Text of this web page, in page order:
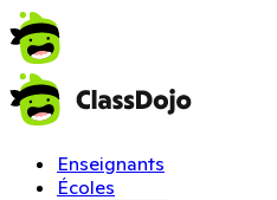
Enseignants
Écoles